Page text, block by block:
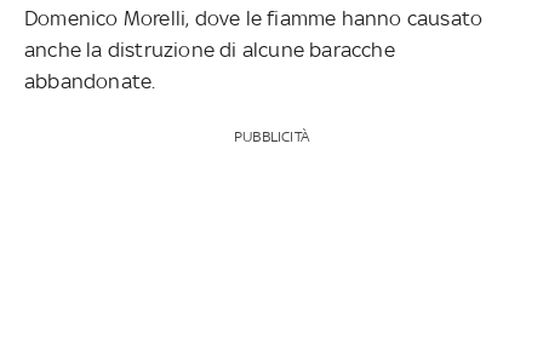
Domenico Morelli, dove le fiamme hanno causato
anche la distruzione di alcune baracche
abbandonate.
PUBBLICITÀ